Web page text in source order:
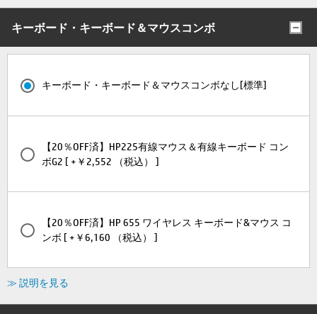
キーボード・キーボード＆マウスコンボ
キーボード・キーボード＆マウスコンボなし[標準]
【20％OFF済】HP225有線マウス＆有線キーボード コン
ボG2 [ +￥2,552 （税込） ]
【20％OFF済】HP 655 ワイヤレス キーボード&マウス コ
ンボ [ +￥6,160 （税込） ]
≫ 説明を見る